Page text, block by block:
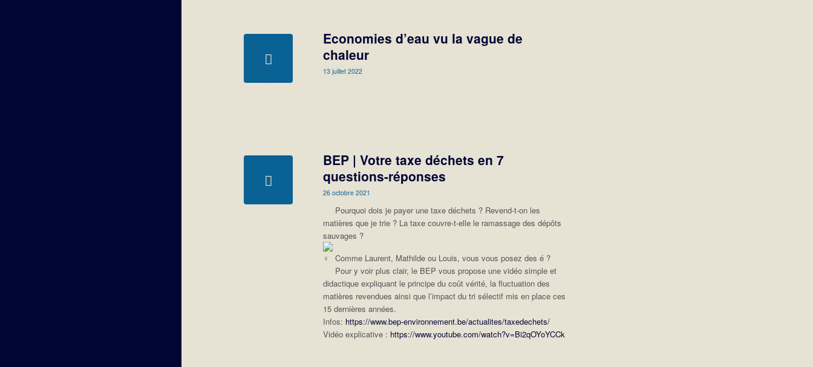
Economies d’eau vu la vague de
chaleur
13 juillet 2022
BEP | Votre taxe déchets en 7
questions-réponses
26 octobre 2021
Pourquoi dois je payer une taxe déchets ? Revend-t-on les
matières que je trie ? La taxe couvre-t-elle le ramassage des dépôts
sauvages ?
Comme Laurent, Mathilde ou Louis, vous vous posez des é ?
Pour y voir plus clair, le BEP vous propose une vidéo simple et
didactique expliquant le principe du coût vérité, la fluctuation des
matières revendues ainsi que l’impact du tri sélectif mis en place ces
15 dernières années.
Infos: https://www.bep-environnement.be/actualites/taxedechets/
Vidéo explicative : https://www.youtube.com/watch?v=Bi2qOYoYCCk